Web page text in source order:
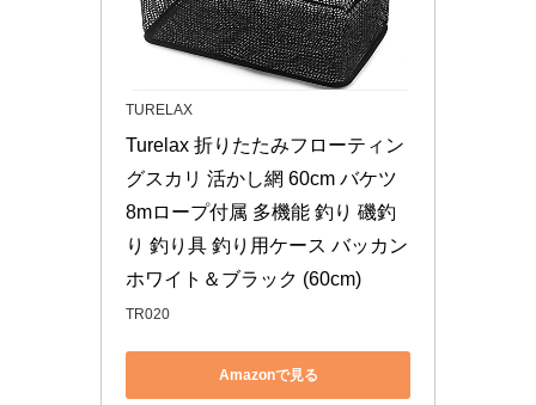
TURELAX
Turelax 折りたたみフローティン
グスカリ 活かし網 60cm バケツ
8mロープ付属 多機能 釣り 磯釣
り 釣り具 釣り用ケース バッカン
ホワイト＆ブラック (60cm)
TR020
Amazonで見る